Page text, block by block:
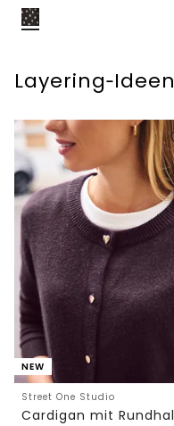
Layering‑Ideen
NEW
Street One Studio